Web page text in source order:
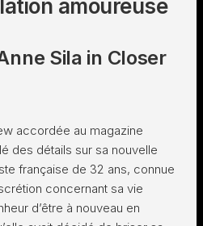
amoureuse
Sila in Closer
accordée au magazine
des détails sur sa nouvelle
française de 32 ans, connue
concernant sa vie
d’être à nouveau en